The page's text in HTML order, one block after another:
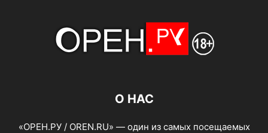
О НАС
«ОРЕН.РУ / OREN.RU» — один из самых посещаемых